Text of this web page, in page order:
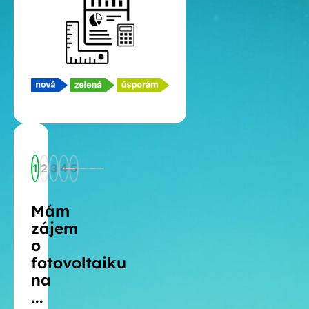
1 2 3 4 5
Mám
zájem
o
fotovoltaiku
na
...